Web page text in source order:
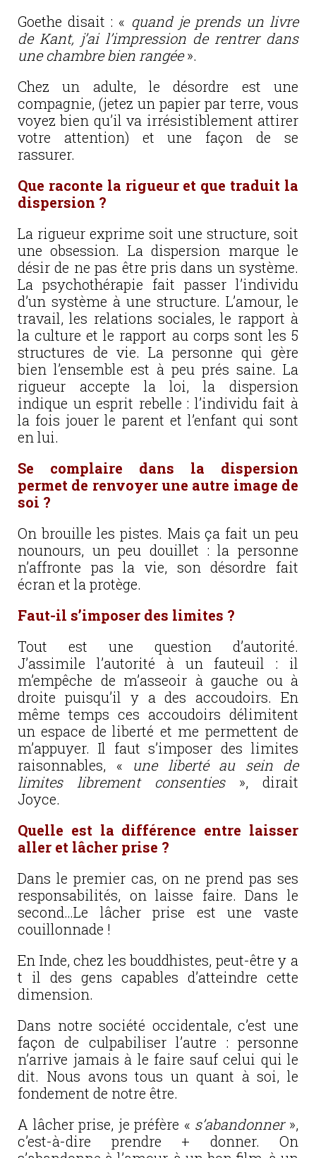
Goethe disait : « quand je prends un livre
de Kant, j’ai l’impression de rentrer dans
une chambre bien rangée».
Chez un adulte, le désordre est une
compagnie, (jetez un papier par terre, vous
voyez bien qu’il va irrésistiblement attirer
votre attention) et une façon de se
rassurer.
Que raconte la rigueur et que traduit la
dispersion ?
La rigueur exprime soit une structure, soit
une obsession. La dispersion marque le
désir de ne pas être pris dans un système.
La psychothérapie fait passer l’individu
d’un système à une structure. L’amour, le
travail, les relations sociales, le rapport à
la culture et le rapport au corps sont les 5
structures de vie. La personne qui gère
bien l’ensemble est à peu prés saine. La
rigueur accepte la loi, la dispersion
indique un esprit rebelle : l’individu fait à
la fois jouer le parent et l’enfant qui sont
en lui.
Se complaire dans la dispersion
permet de renvoyer une autre image de
soi ?
On brouille les pistes. Mais ça fait un peu
nounours, un peu douillet : la personne
n’affronte pas la vie, son désordre fait
écran et la protège.
Faut-il s’imposer des limites ?
Tout est une question d’autorité.
J’assimile l’autorité à un fauteuil : il
m’empêche de m’asseoir à gauche ou à
droite puisqu’il y a des accoudoirs. En
même temps ces accoudoirs délimitent
un espace de liberté et me permettent de
m’appuyer. Il faut s’imposer des limites
raisonnables, « une liberté au sein de
limites librement consenties », dirait
Joyce.
Quelle est la différence entre laisser
aller et lâcher prise ?
Dans le premier cas, on ne prend pas ses
responsabilités, on laisse faire. Dans le
second…Le lâcher prise est une vaste
couillonnade !
En Inde, chez les bouddhistes, peut-être y a
t il des gens capables d’atteindre cette
dimension.
Dans notre société occidentale, c’est une
façon de culpabiliser l’autre : personne
n’arrive jamais à le faire sauf celui qui le
dit. Nous avons tous un quant à soi, le
fondement de notre être.
A lâcher prise, je préfère « s’abandonner»,
c’est-à-dire prendre + donner. On